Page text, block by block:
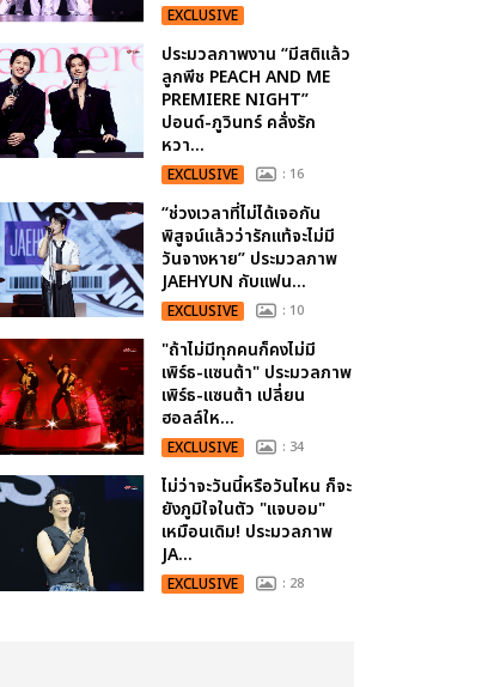
EXCLUSIVE
ประมวลภาพงาน “มีสติแล้ว
ลูกพีช PEACH AND ME
PREMIERE NIGHT”
ปอนด์-ภูวินทร์ คลั่งรัก
หวา...
EXCLUSIVE : 16
“ช่วงเวลาที่ไม่ได้เจอกัน
พิสูจน์แล้วว่ารักแท้จะไม่มี
วันจางหาย” ประมวลภาพ
JAEHYUN กับแฟน...
EXCLUSIVE : 10
"ถ้าไม่มีทุกคนก็คงไม่มี
เพิร์ธ-แซนต้า" ประมวลภาพ
เพิร์ธ-แซนต้า เปลี่ยน
ฮอลล์ให...
EXCLUSIVE : 34
ไม่ว่าจะวันนี้หรือวันไหน ก็จะ
ยังภูมิใจในตัว "แจบอม"
เหมือนเดิม! ประมวลภาพ
JA...
EXCLUSIVE : 28